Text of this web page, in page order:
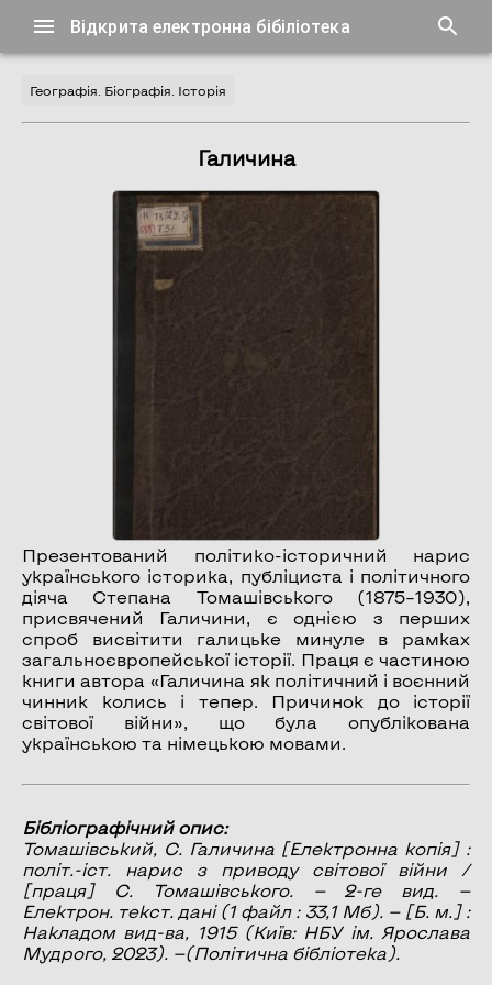
Відкрита електронна бібіліотека
Географія. Біографія. Історія
Галичина
Презентований політико-історичний нарис
українського історика, публіциста і політичного
діяча Степана Томашівського (1875–1930),
присвячений Галичини, є однією з перших
спроб висвітити галицьке минуле в рамках
загальноєвропейської історії. Праця є частиною
книги автора «Галичина як політичний і воєнний
чинник колись і тепер. Причинок до історії
світової війни», що була опублікована
українською та німецькою мовами.
Бібліографічний опис:
Томашівський, С. Галичина[Електронна копія] :
політ.-іст. нарис з приводу світової війни /
[праця] С. Томашівського. — 2-ге вид. —
Електрон. текст. дані (1 файл : 33,1 Мб). — [Б. м.] :
Накладом вид-ва, 1915 (Київ: НБУ ім. Ярослава
Мудрого, 2023). —(Політична бібліотека).